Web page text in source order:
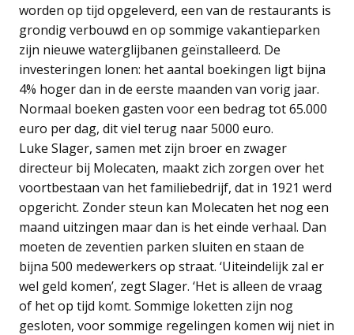
worden op tijd opgeleverd, een van de restaurants is
grondig verbouwd en op sommige vakantieparken
zijn nieuwe waterglijbanen geïnstalleerd. De
investeringen lonen: het aantal boekingen ligt bijna
4% hoger dan in de eerste maanden van vorig jaar.
Normaal boeken gasten voor een bedrag tot 65.000
euro per dag, dit viel terug naar 5000 euro.
Luke Slager, samen met zijn broer en zwager
directeur bij Molecaten, maakt zich zorgen over het
voortbestaan van het familiebedrijf, dat in 1921 werd
opgericht. Zonder steun kan Molecaten het nog een
maand uitzingen maar dan is het einde verhaal. Dan
moeten de zeventien parken sluiten en staan de
bijna 500 medewerkers op straat. ‘Uiteindelijk zal er
wel geld komen’, zegt Slager. ‘Het is alleen de vraag
of het op tijd komt. Sommige loketten zijn nog
gesloten, voor sommige regelingen komen wij niet in